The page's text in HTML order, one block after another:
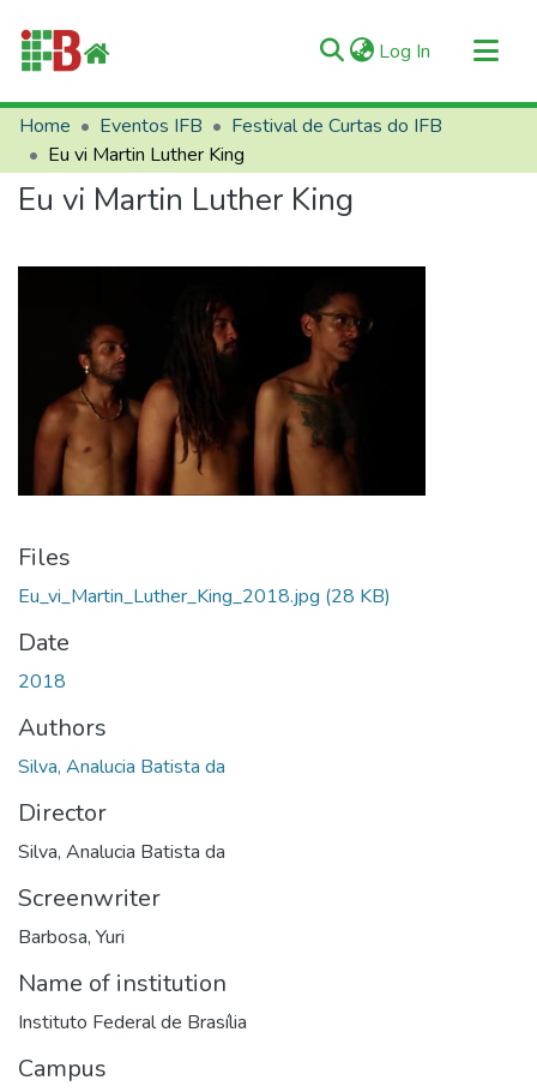
Log In (current)
Communities & Collections
All of RIIFB
Manuals and Terms
About RIIFB
Contacts
Home Eventos IFB
Festival de Curtas do IFB
Eu vi Martin Luther King
Eu vi Martin Luther King
Files
Eu_vi_Martin_Luther_King_2018.jpg (28 KB)
Date
2018
Authors
Silva, Analucia Batista da
Director
Silva, Analucia Batista da
Screenwriter
Barbosa, Yuri
Name of institution
Instituto Federal de Brasília
Campus